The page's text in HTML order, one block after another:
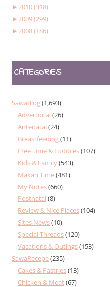
►2010 (318)
►2009 (299)
►2008 (186)
CATEGORIES
SawaBlog(1,693)
Advertorial (26)
Antenatal (24)
Breastfeeding(11)
Free Time & Hobbies(107)
Kids & Family(543)
Makan Time(481)
My Notes(660)
Postnatal (8)
Review & Nice Places(104)
Sites News(10)
Special Threads(120)
Vacations & Outings(153)
SawaRecepe(235)
Cakes & Pastries(13)
Chicken & Meat(67)